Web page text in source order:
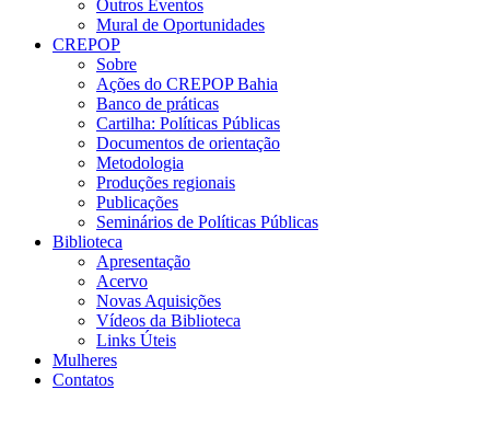
Outros Eventos
Mural de Oportunidades
CREPOP
Sobre
Ações do CREPOP Bahia
Banco de práticas
Cartilha: Políticas Públicas
Documentos de orientação
Metodologia
Produções regionais
Publicações
Seminários de Políticas Públicas
Biblioteca
Apresentação
Acervo
Novas Aquisições
Vídeos da Biblioteca
Links Úteis
Mulheres
Contatos